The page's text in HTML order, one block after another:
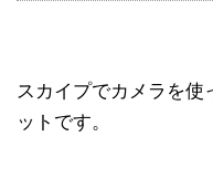
スカイプでカメラを使
ットです。